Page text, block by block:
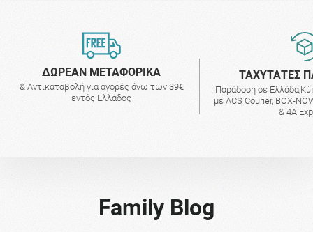
ΔΩΡΕΑΝ ΜΕΤΑΦΟΡΙΚΑ
& Αντικαταβολή για αγορές άνω των 39€
εντός Ελλάδος
ΤΑΧΥΤΑΤΕΣ
Παράδοση σε
με ACS Courier, BOX-
& 4A
Family Blog